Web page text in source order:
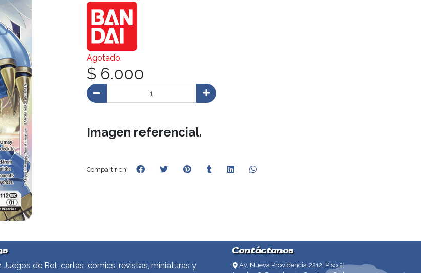
Agotado.
$ 6.000
Imagen referencial.
Compartir en:
Juegos de Rol, cartas, comics, revistas, miniaturas y
Contáctanos
Av. Nueva Providencia 2212, Piso 2,